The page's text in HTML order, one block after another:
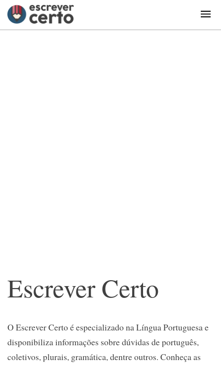
Escrever Certo
O Escrever Certo é especializado na Língua Portuguesa e
disponibiliza informações sobre dúvidas de português,
coletivos, plurais, gramática, dentre outros. Conheça as